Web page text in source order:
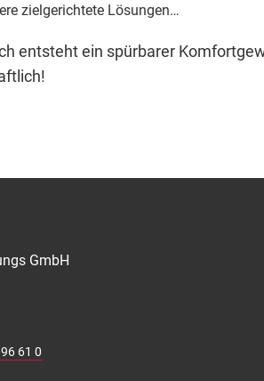
zielgerichtete Lösungen…
entsteht ein spürbarer
GmbH
61 0